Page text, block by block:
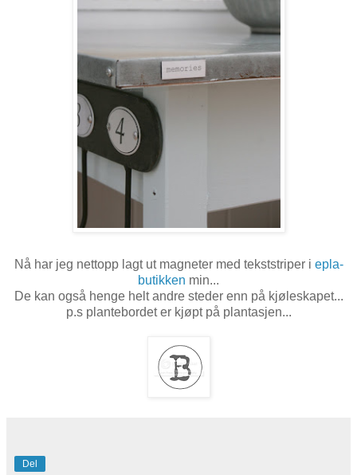
Nå har jeg nettopp lagt ut magneter med tekststriper i epla-
butikken min...
De kan også henge helt andre steder enn på kjøleskapet...
p.s plantebordet er kjøpt på plantasjen...
Del